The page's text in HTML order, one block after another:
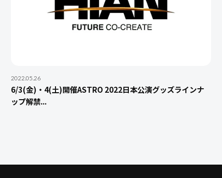
2022.05.26
6/3(金)・4(土)開催ASTRO 2022日本公演グッズラインナ
ップ解禁...